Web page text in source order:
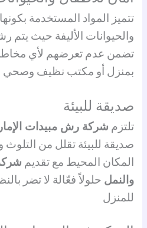
تتميز المواد المستخدمة
والحيوانات الأليفة حيث يتم
تضمن عدم تعرضهم لأي مخاطر
بمنزل أو مكتب نظيف وصحي
صديقة للبيئة
تلتزم شركة رش مبيدات
صديقة للبيئة تقلل من
المكان المحيط مع تقديم
والنمل حلولاً فعّالة لا تضر
للمنزل